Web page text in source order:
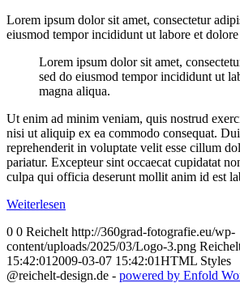
Lorem ipsum dolor sit amet, consectetur
eiusmod tempor incididunt ut labore et
Lorem ipsum dolor sit amet,
sed do eiusmod tempor incididunt ut
magna aliqua.
Ut enim ad minim veniam, quis nostrud
nisi ut aliquip ex ea commodo consequat.
reprehenderit in voluptate velit esse cillum
pariatur. Excepteur sint occaecat cupidatat
culpa qui officia deserunt mollit anim id est
Weiterlesen
0 0 Reichelt http://360grad-fotografie.eu/wp-
content/uploads/2025/03/Logo-3.png
15:42:01 2009-03-07 15:42:01HTML Styles
@reichelt-design.de - powered by Enfold